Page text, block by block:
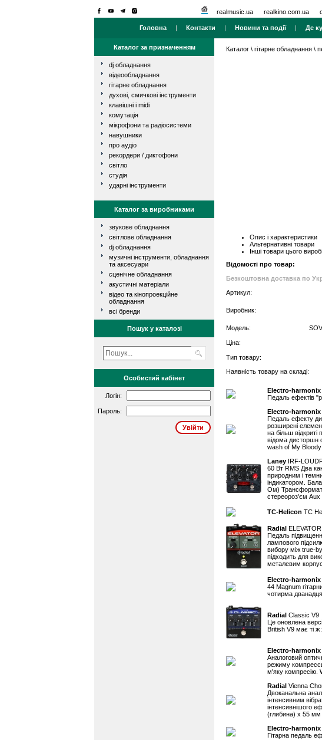
realmusic.ua realkino.com.ua
Головна | Контакти | Новини та події| Де
Каталог за призначенням
dj обладнання
відеообладнання
гітарне обладнання
духові, смичкові інструменти
клавішні і midi
комутація
мікрофони та радіосистеми
навушники
про аудіо
рекордери / диктофони
світло
студія
ударні інструменти
Каталог за виробниками
звукове обладнання
світлове обладнання
dj обладнання
музичні інструменти, обладнання
та аксесуари
сценічне обладнання
акустичні матеріали
відео та кінопроекційне
обладнання
всі бренди
Пошук у каталозі
Особистий кабінет
Логін:
Пароль:
Каталог \ гітарне обладнання \
Опис і характеристики
Альтернативні товари
Інші товари цього
Відомості про товар:
Безкоштовна доставка по
Артикул:
Виробник:
Модель:
Ціна:
Тип товару:
Наявність товару на складі:
Electro-harmonix
Педаль ефектів
Electro-harmonix
Педаль ефекту
розширені
на більш
відома дисторшн
wash of My Bloody
Laney IRF-
60 Вт RMS Два
природним і
індикатором.
Ом)
стереороз'єм
TC-Helicon TC
Radial ELEVATOR
Педаль
лампового
вибору між true-
підходить для
металевим
Electro-harmonix
44 Magnum
чотирма
Radial Classic V9
Це оновлена
British V9 має ті ж
Electro-harmonix
Аналоговий
режиму
м'яку компресію.
Radial Vienna
Двоканальна
інтенсивним
інтенсивнішого
(глибина) x 55 мм
Electro-harmonix
Гітарна педаль